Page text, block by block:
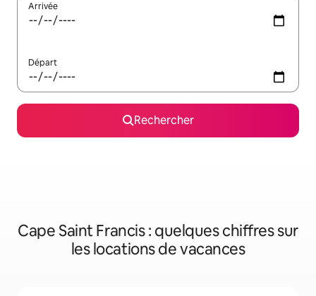
Arrivée
Départ
Rechercher
Cape Saint Francis : quelques chiffres sur
les locations de vacances